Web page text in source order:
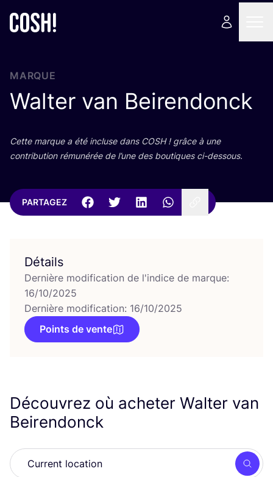
MARQUE
Walter van Beirendonck
Cette marque a été incluse dans COSH! grâce à une
contri­bu­tion rému­né­rée de l’une des bou­tiques ci-dessous.
PARTAGEZ
Détails
Dernière modification de l'indice de marque:
16/10/2025
Dernière modification: 16/10/2025
Points de vente
Découvrez où acheter Walter van
Beirendonck